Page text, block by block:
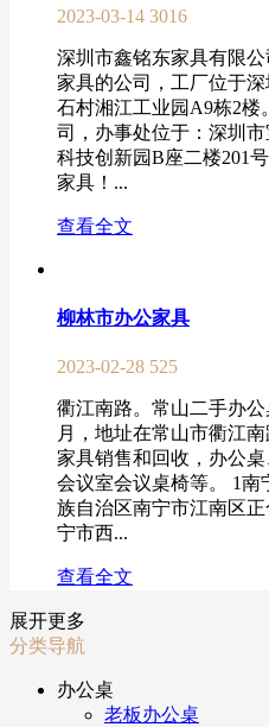
2023-03-14 3016
深圳市鑫铭东家具有限
家具的公司，工厂位于
石村湘江工业园A9栋2楼
司，办事处位于：深圳
科技创新园B座二楼201
家具！...
查看全文
柳林市办公家具
2023-02-28 525
衢江南路。常山二手办
月，地址在常山市衢江
家具销售和回收，办公
会议室会议桌椅等。 1
族自治区南宁市江南区
宁市西...
查看全文
展开更多
分类导航
办公桌
老板办公桌